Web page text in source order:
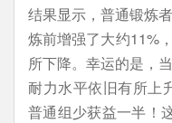
结果显示，普通锻炼
炼前增强了大约11%
所下降。幸运的是，
耐力水平依旧有所上
普通组少获益一半！